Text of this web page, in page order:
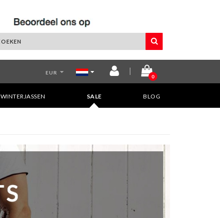
EUR
0
WINTERJASSEN SALE BLOG